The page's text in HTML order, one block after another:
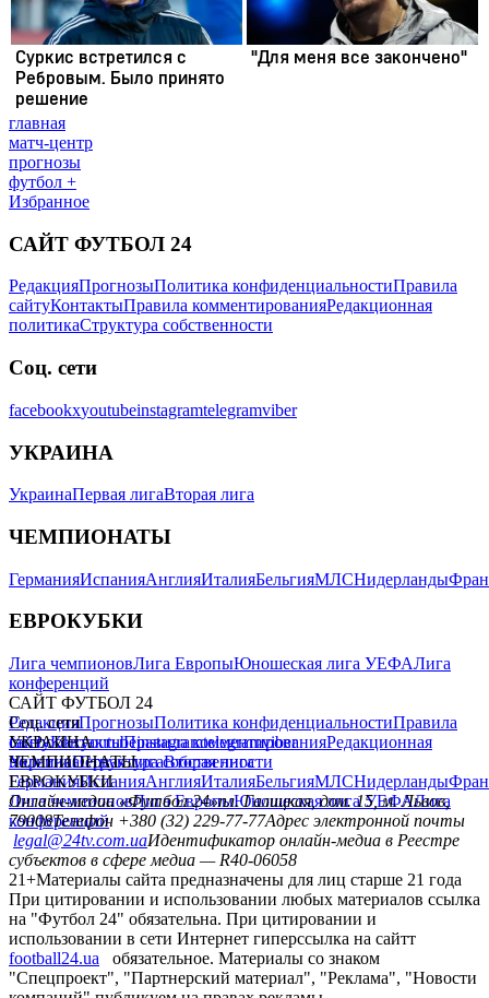
главная
матч-центр
прогнозы
футбол +
Избранное
САЙТ ФУТБОЛ 24
РедакцияПрогнозыПолитика конфиденциальностиПравила
сайтуКонтактыПравила комментированияРедакционная
политикаСтруктура собственности
Соц. сети
facebookxyoutubeinstagramtelegramviber
УКРАИНА
УкраинаПервая лигаВторая лига
ЧЕМПИОНАТЫ
ГерманияИспанияАнглияИталияБельгияМЛСНидерланды
ЕВРОКУБКИ
Лига чемпионовЛига ЕвропыЮношеская лига УЕФАЛига
конференций
САЙТ ФУТБОЛ 24
РедакцияПрогнозыПолитика конфиденциальностиПравила
сайтуКонтактыПравила комментированияРедакционная
политикаСтруктура собственности
Соц. сети
facebookxyoutubeinstagramtelegramviber
УКРАИНА
УкраинаПервая лигаВторая лига
ЧЕМПИОНАТЫ
ГерманияИспанияАнглияИталияБельгияМЛСНидерланды
ЕВРОКУБКИ
Лига чемпионовЛига ЕвропыЮношеская лига УЕФАЛига
конференций
Онлайн-медиа «Футбол 24»пл. Галицкая, дом. 15, м. Львов,
79008Телефон +380 (32) 229-77-77Адрес электронной почты
legal@24tv.com.uaИдентификатор онлайн-медиа в Реестре
субъектов в сфере медиа — R40-06058
21+Материалы сайта предназначены для лиц старше 21 года
При цитировании и использовании любых материалов ссылка
на "Футбол 24" обязательна. При цитировании и
использовании в сети Интернет гиперссылка на сайтт
football24.ua
обязательное. Материалы со знаком
"Спецпроект", "Партнерский материал", "Реклама", "Новости